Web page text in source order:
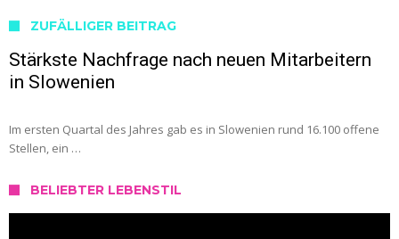
ZUFÄLLIGER BEITRAG
Stärkste Nachfrage nach neuen Mitarbeitern
in Slowenien
Im ersten Quartal des Jahres gab es in Slowenien rund 16.100 offene
Stellen, ein …
BELIEBTER LEBENSTIL